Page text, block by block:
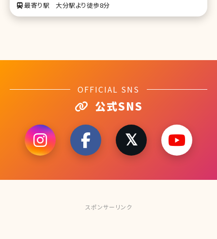
最寄り駅
大分駅より徒歩8分
OFFICIAL SNS
公式SNS
スポンサーリンク